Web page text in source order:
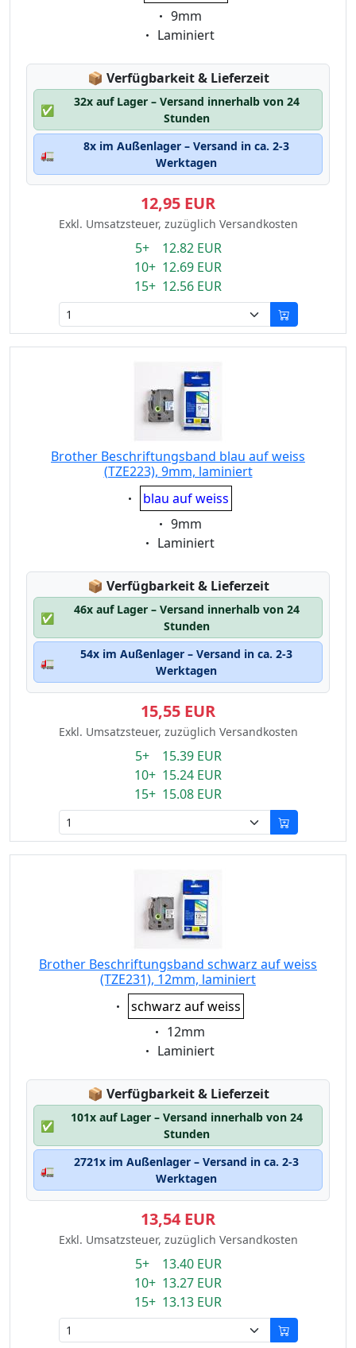
Eigenschaft:
9mm
Eigenschaft:
Laminiert
📦 Lagerstatus:
Verfügbarkeit & Lieferzeit
✅
32x auf Lager – Versand innerhalb von 24
Stunden
🚛
8x im Außenlager – Versand in ca. 2-3
Werktagen
12,95 EUR
Exkl. Umsatzsteuer, zuzüglich Versandkosten
5+ 12.82 EUR
10+ 12.69 EUR
15+ 12.56 EUR
Brother Beschriftungsband blau auf weiss
(TZE223), 9mm, laminiert
Eigenschaft:
blau auf weiss
Eigenschaft:
9mm
Eigenschaft:
Laminiert
📦 Lagerstatus:
Verfügbarkeit & Lieferzeit
✅
46x auf Lager – Versand innerhalb von 24
Stunden
🚛
54x im Außenlager – Versand in ca. 2-3
Werktagen
15,55 EUR
Exkl. Umsatzsteuer, zuzüglich Versandkosten
5+ 15.39 EUR
10+ 15.24 EUR
15+ 15.08 EUR
Brother Beschriftungsband schwarz auf weiss
(TZE231), 12mm, laminiert
Eigenschaft:
schwarz auf weiss
Eigenschaft:
12mm
Eigenschaft:
Laminiert
📦 Lagerstatus:
Verfügbarkeit & Lieferzeit
✅
101x auf Lager – Versand innerhalb von 24
Stunden
🚛
2721x im Außenlager – Versand in ca. 2-3
Werktagen
13,54 EUR
Exkl. Umsatzsteuer, zuzüglich Versandkosten
5+ 13.40 EUR
10+ 13.27 EUR
15+ 13.13 EUR